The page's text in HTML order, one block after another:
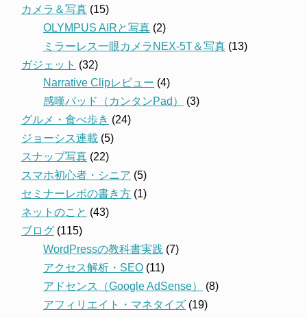
カメラ＆写真 (15)
OLYMPUS AIRと写真 (2)
ミラーレス一眼カメラNEX-5T＆写真 (13)
ガジェット (32)
Narrative Clipレビュー (4)
感嘆パッド（カンタンPad）
(3)
グルメ・食べ歩き (24)
ジョーシス連載 (5)
スナップ写真 (22)
スマホ初心者・シニア (5)
セミナーレポの書き方 (1)
ネットのこと (43)
ブログ (115)
WordPressの教科書実践 (7)
アクセス解析・SEO (11)
アドセンス（Google AdSense）
(8)
アフィリエイト・マネタイズ (19)